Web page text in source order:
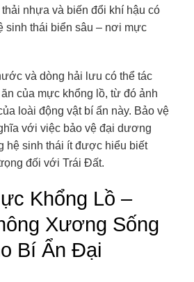
nhựa và biến đổi khí hậu có
sinh thái biển sâu – nơi mực
và dòng hải lưu có thể tác
của mực khổng lồ, từ đó ảnh
loài động vật bí ẩn này. Bảo vệ
với việc bảo vệ đại dương
hệ sinh thái ít được hiểu biết
đối với Trái Đất.
Khổng Lồ –
Xương Sống
Bí Ẩn Đại